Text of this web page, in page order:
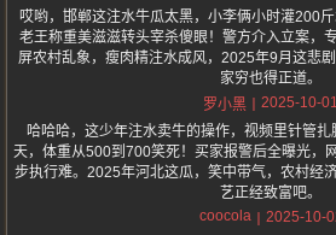
哎哟，邯郸这注水牛瓜太黑，小李俩小时灌200
老王称重美滋滋转头宰杀傻眼！警方介入立案，
屏农村乱象，瘦肉精注水成风，2025年9月这悲
家穷也得正道。
罗小黑
2025-10-01
哈哈哈，这少年注水卖牛的操作，视频里针管
天，体重从500到700笑死！买家报警后全曝光，
步执行难。2025年河北这瓜，笑中带气，农村经
艺正经致富吧。
coocola
2025-10-